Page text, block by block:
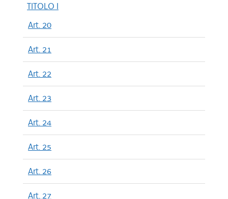
TITOLO I
Art. 20
Art. 21
Art. 22
Art. 23
Art. 24
Art. 25
Art. 26
Art. 27